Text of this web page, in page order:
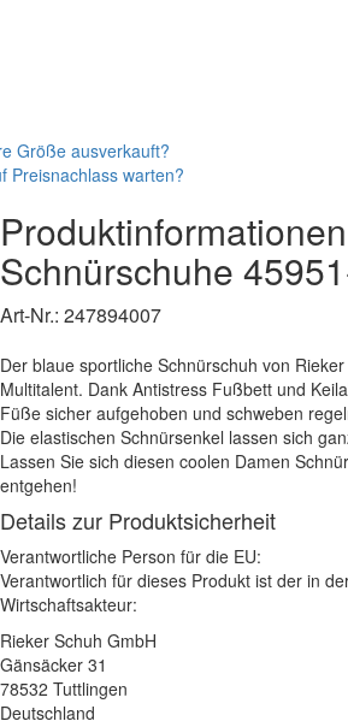
Größe ausverkauft?
Preisnachlass warten?
Schnürschuhe
Art-Nr.: 247894007
Der blaue sportliche Schnürschuh von
Multitalent. Dank Antistress Fußbett und
Füße sicher aufgehoben und schweben
Die elastischen Schnürsenkel lassen sich
Lassen Sie sich diesen coolen Damen
entgehen!
Details zur Produktsicherheit
Verantwortliche Person für die EU:
Verantwortlich für dieses Produkt ist der in
Wirtschaftsakteur:
Rieker Schuh GmbH
Gänsäcker 31
78532 Tuttlingen
Deutschland